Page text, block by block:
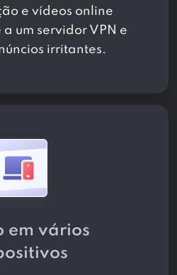
e vídeos online
um servidor VPN e
irritantes.
em vários